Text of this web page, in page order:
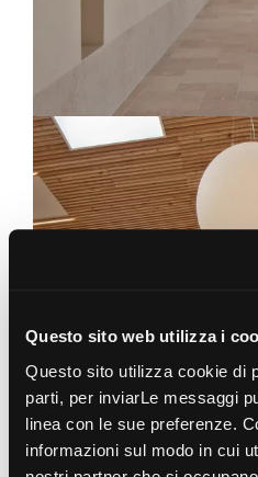
Questo sito web utilizza i
Questo sito utilizza cookie di
parti, per inviarLe messaggi
linea con le sue preferenze.
informazioni sul modo in cui